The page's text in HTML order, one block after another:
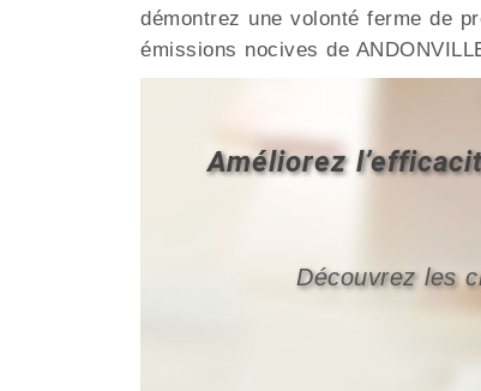
démontrez une volonté ferme de
émissions nocives de
Améliorez
Découvrez les